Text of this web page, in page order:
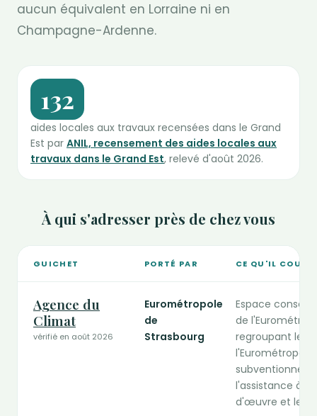
aucun équivalent en Lorraine ni en
Champagne-Ardenne.
132
aides locales aux travaux recensées dans le Grand
Est par ANIL, recensement des aides locales aux
travaux dans le Grand Est, relevé d'août 2026.
À qui s'adresser près de chez vous
GUICHET PORTÉ PAR CE QU'IL
Agence du
Climat
vérifié en août 2026
Eurométropole
de
Strasbourg
Espace conseil
de
regroupant les
subventionne
l'assistance à
d'œuvre et les